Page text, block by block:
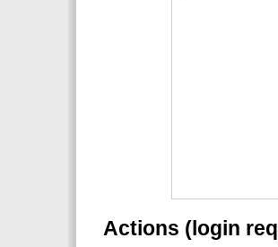
Actions (login